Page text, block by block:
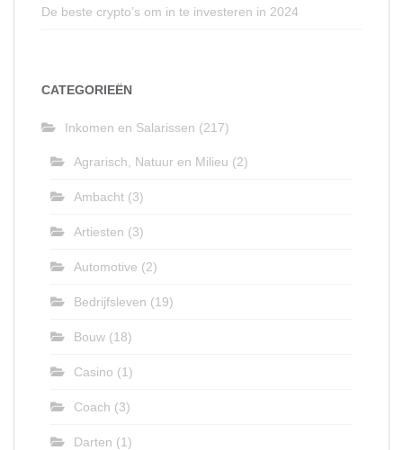
De beste crypto’s om in te investeren in 2024
CATEGORIEËN
Inkomen en Salarissen (217)
Agrarisch, Natuur en Milieu (2)
Ambacht (3)
Artiesten (3)
Automotive (2)
Bedrijfsleven (19)
Bouw (18)
Casino (1)
Coach (3)
Darten (1)